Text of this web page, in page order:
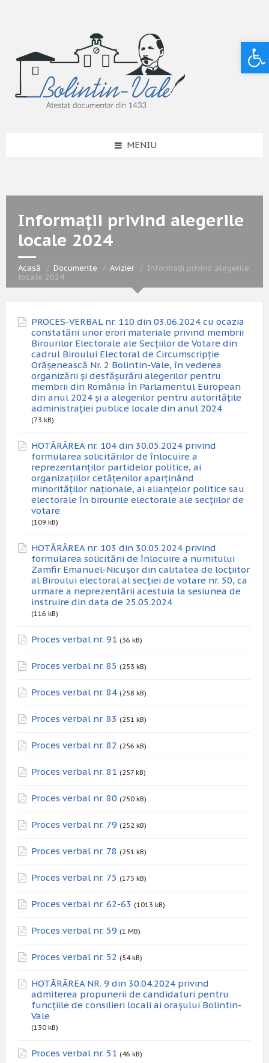
MENIU
Informații privind alegerile
locale 2024
Acasă Documente Avizier
Informații privind alegerile
locale 2024
PROCES-VERBAL nr. 110 din 03.06.2024 cu ocazia
constatării unor erori materiale privind membrii
Birourilor Electorale ale Secțiilor de Votare din
cadrul Biroului Electoral de Circumscripție
Orășenească Nr. 2 Bolintin-Vale, în vederea
organizării și desfășurării alegerilor pentru
membrii din România în Parlamentul European
din anul 2024 și a alegerilor pentru autoritățile
administrației publice locale din anul 2024
(73 kB)
HOTĂRÂREA nr. 104 din 30.05.2024 privind
formularea solicitărilor de înlocuire a
reprezentanților partidelor politice, ai
organizațiilor cetățenilor aparținând
minorităților naționale, ai alianțelor politice sau
electorale în birourile electorale ale secțiilor de
votare
(109 kB)
HOTĂRÂREA nr. 103 din 30.05.2024 privind
formularea solicitării de înlocuire a numitului
Zamfir Emanuel-Nicușor din calitatea de locțiitor
al Biroului electoral al secției de votare nr. 50, ca
urmare a neprezentării acestuia la sesiunea de
instruire din data de 25.05.2024
(116 kB)
Proces verbal nr. 91 (36 kB)
Proces verbal nr. 85 (253 kB)
Proces verbal nr. 84 (258 kB)
Proces verbal nr. 83 (251 kB)
Proces verbal nr. 82 (256 kB)
Proces verbal nr. 81 (257 kB)
Proces verbal nr. 80 (250 kB)
Proces verbal nr. 79 (252 kB)
Proces verbal nr. 78 (251 kB)
Proces verbal nr. 75 (175 kB)
Proces verbal nr. 62-63 (1013 kB)
Proces verbal nr. 59 (1 MB)
Proces verbal nr. 52 (54 kB)
HOTĂRÂREA NR. 9 din 30.04.2024 privind
admiterea propunerii de candidaturi pentru
funcțiile de consilieri locali ai orașului Bolintin-
Vale
(130 kB)
Proces verbal nr. 51 (46 kB)
Deschide bara de unelte